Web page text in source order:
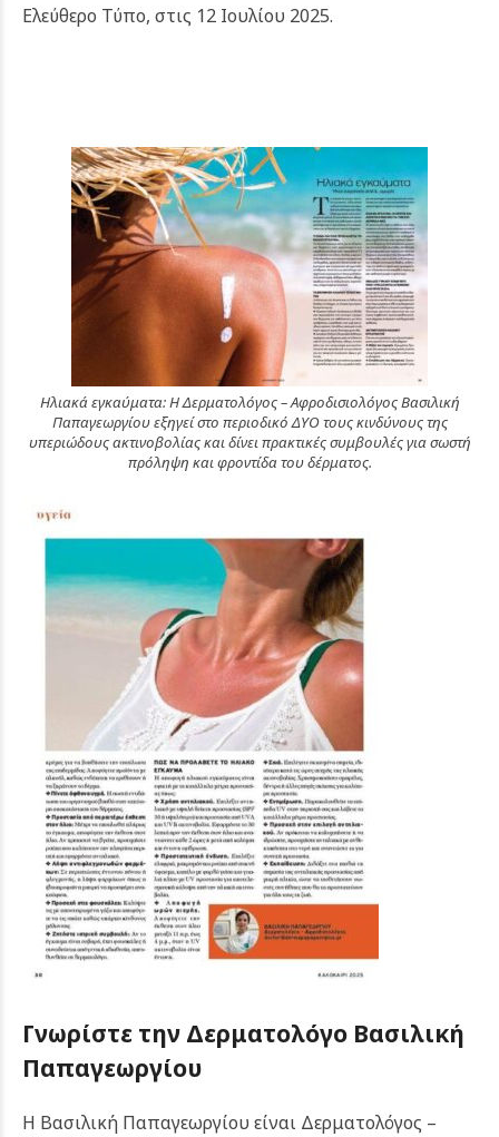
Ελεύθερο Τύπο, στις 12 Ιουλίου 2025.
Ηλιακά εγκαύματα: Η Δερματολόγος – Αφροδισιολόγος Βασιλική
Παπαγεωργίου εξηγεί στο περιοδικό ΔΥΟ τους κινδύνους της
υπεριώδους ακτινοβολίας και δίνει πρακτικές συμβουλές για σωστή
πρόληψη και φροντίδα του δέρματος.
Γνωρίστε την Δερματολόγο Βασιλική
Παπαγεωργίου
Η Βασιλική Παπαγεωργίου είναι Δερματολόγος –